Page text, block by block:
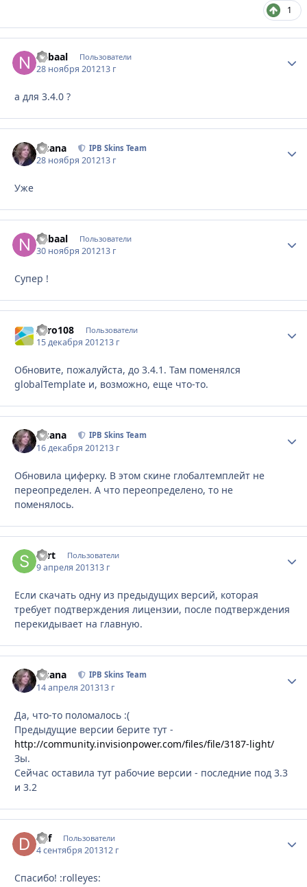
1
nabaal Пользователи
28 ноября 201213 г
а для 3.4.0 ?
Fisana IPB Skins Team
28 ноября 201213 г
Уже
nabaal Пользователи
30 ноября 201213 г
Супер !
Zero108 Пользователи
15 декабря 201213 г
Обновите, пожалуйста, до 3.4.1. Там поменялся
globalTemplate и, возможно, еще что-то.
Fisana IPB Skins Team
16 декабря 201213 г
Обновила циферку. В этом скине глобалтемплейт не
переопределен. А что переопределено, то не
поменялось.
skrt Пользователи
9 апреля 201313 г
Если скачать одну из предыдущих версий, которая
требует подтверждения лицензии, после подтверждения
перекидывает на главную.
Fisana IPB Skins Team
14 апреля 201313 г
Да, что-то поломалось :(
Предыдущие версии берите тут -
http://community.invisionpower.com/files/file/3187-light/
Зы.
Сейчас оставила тут рабочие версии - последние под 3.3
и 3.2
daf Пользователи
4 сентября 201312 г
Спасибо! :rolleyes: